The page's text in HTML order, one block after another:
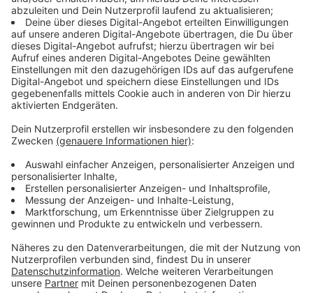
Mal bei Sky, mal bei DAZN
Anzeige
Fans von Borussia Dortmund brauchen beide Anbieter.
Denn der BVB wird im Achtelfinale gegen Paris St.
DAZN übertragen. Das Rückspiel in der französischen
Sky. Besser haben es Anhänger vom FC Bayern. Denn
Sky zeigt sowohl Hin- als auch Rückspiel gegen den
FC Chelsea live (25.02 und 18.03 - 21 Uhr).
Grundsätzlich teilen sich Sky und DAZN sechs von